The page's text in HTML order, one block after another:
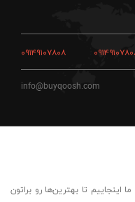
بدون اینکه فرم اسپرت
شود. کلاه سفید پشت
که استایل مینیمال را
از دنیای خودرو و
و استایل
رنگ سفید کلاه
طولانی، سفر
۰۹۱۴۹۱۰۷۸۰۸
info@buyqoosh.com
تا بهترین‌ها رو براتون